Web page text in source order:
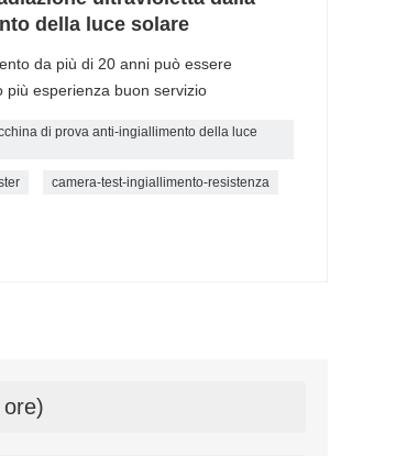
della luce solare
da più di 20 anni può essere
più esperienza buon servizio
di prova anti-ingiallimento della luce
camera-test-ingiallimento-resistenza